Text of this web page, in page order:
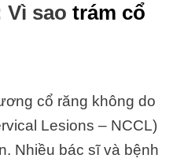
Vì sao trám cổ
cổ răng không do
Lesions – NCCL)
Nhiều bác sĩ và bệnh